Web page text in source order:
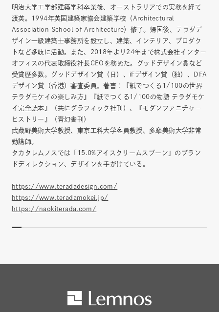
明治大学工学部建築学科卒業後、オーストラリアでの実務を経て
渡英。1994年英国建築家協会建築学校（Architectural
Association School of Architecture）修了。帰国後、テラダデ
ザイン一級建築士事務所を設立し、建築、インテリア、プロダク
トなど多岐に活動。また、2018年より24年まで株式会社インター
オフィスの代表取締役社長CEOを務めた。グッドデザイン賞など
受賞歴多数。グッドデザイン賞（日）、iFデザイン賞（独）、DFA
デザイン賞（香港）審査委員。著書：『紙でつくる1/100の世界
テラダモケイの楽しみ方』『紙でつくる1/100の物語 テラダモケ
イ完全読本』（共にグラフィック社刊）、『モダンファニチャー
ヒストリー』（青幻舎刊）
武蔵野美術大学教授、東京工科大学客員教授、多摩美術大学非常
勤講師。
タカタレムノスでは「15.0%アイスクリームスプーン」のブラン
ドディレクション、デザインを手がけている。
https://www.teradadesign.com/
https://www.teradamokei.jp/
https://naokiterada.com/